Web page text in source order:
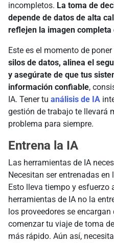
incompletos. La toma de
depende de datos de alta
reflejen la imagen completa
Este es el momento de
silos de datos, alinea el
y asegúrate de que tus
información confiable,
IA. Tener tu análisis de IA
gestión de trabajo te llevará
problema para siempre.
Entrena la IA
Las herramientas de IA
Necesitan ser entrenadas
Esto lleva tiempo y esfuerzo
herramientas de IA no la
los proveedores se
comenzar tu viaje de toma
más rápido. Aún así,